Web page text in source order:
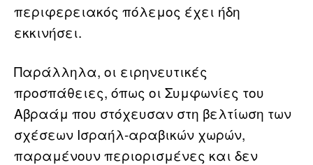
περιφερειακός πόλεμος έχει ήδη
εκκινήσει.
Παράλληλα, οι ειρηνευτικές
προσπάθειες, όπως οι Συμφωνίες του
Αβραάμ που στόχευσαν στη βελτίωση των
σχέσεων Ισραήλ-αραβικών χωρών,
παραμένουν περιορισμένες και δεν